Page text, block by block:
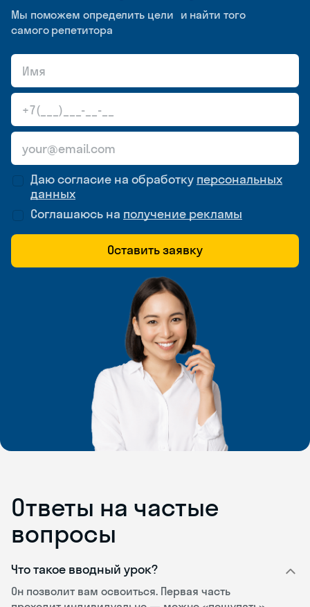
Мы поможем определить цели и найти того
самого репетитора
Даю согласие на обработку персональных
данных
Соглашаюсь на получение рекламы
Оставить заявку
Ответы на частые
вопросы
Что такое вводный урок?
Он позволит вам освоиться. Первая часть